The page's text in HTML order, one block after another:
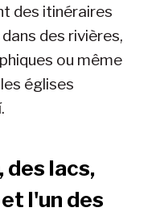
des itinéraires
des rivières,
ou même
églises
des lacs,
l'un des